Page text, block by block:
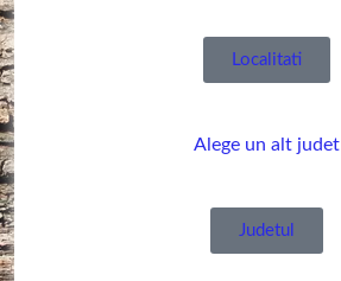
Localitati
Alege un alt judet
Judetul